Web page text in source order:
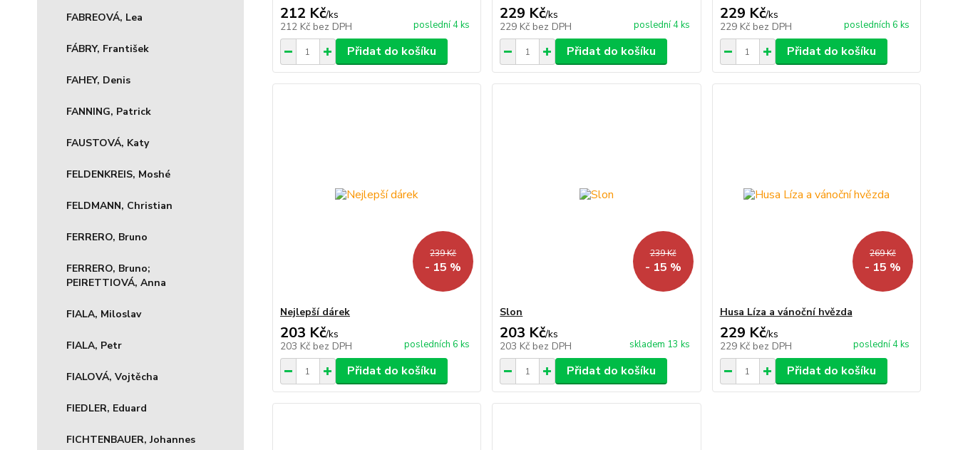
FABREOVÁ, Lea
FÁBRY, František
FAHEY, Denis
FANNING, Patrick
FAUSTOVÁ, Katy
FELDENKREIS, Moshé
FELDMANN, Christian
FERRERO, Bruno
FERRERO, Bruno;
PEIRETTIOVÁ, Anna
FIALA, Miloslav
FIALA, Petr
FIALOVÁ, Vojtěcha
FIEDLER, Eduard
FICHTENBAUER, Johannes
212 Kč/ks
212 Kč bez DPH poslední 4 ks
Přidat do košíku
229 Kč/ks
229 Kč bez DPH poslední 4 ks
Přidat do košíku
229 Kč/ks
229 Kč bez DPH posledních 6 ks
Přidat do košíku
239 Kč
- 15 %
Nejlepší dárek
203 Kč/ks
203 Kč bez DPH posledních 6 ks
Přidat do košíku
239 Kč
- 15 %
Slon
203 Kč/ks
203 Kč bez DPH skladem 13 ks
Přidat do košíku
269 Kč
- 15 %
Husa Líza a vánoční hvězda
229 Kč/ks
229 Kč bez DPH poslední 4 ks
Přidat do košíku